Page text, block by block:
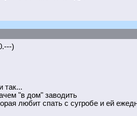
)
так...
"в дом" заводить
любит спать с сугробе и ей